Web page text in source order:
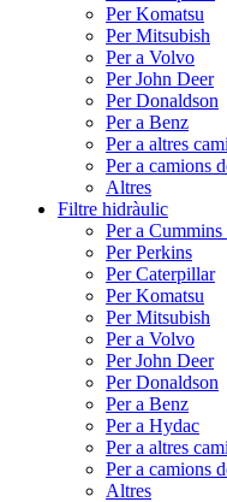
Per Komatsu
Per Mitsubish
Per a Volvo
Per John Deer
Per Donaldson
Per a Benz
Per a altres
Per a camions
Altres
Filtre hidràulic
Per a Cummins
Per Perkins
Per Caterpillar
Per Komatsu
Per Mitsubish
Per a Volvo
Per John Deer
Per Donaldson
Per a Benz
Per a Hydac
Per a altres
Per a camions
Altres